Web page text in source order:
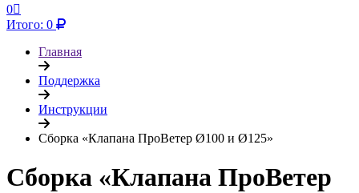
0
Итого: 0
Главная
Поддержка
Инструкции
Сборка «Клапана ПроВетер Ø100 и Ø125»
Сборка «Клапана ПроВетер